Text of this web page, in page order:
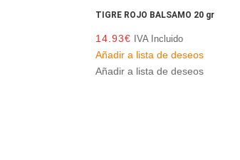
TIGRE ROJO BALSAMO 20 gr
14.93€ IVA Incluido
Añadir a lista de deseos
Añadir a lista de deseos